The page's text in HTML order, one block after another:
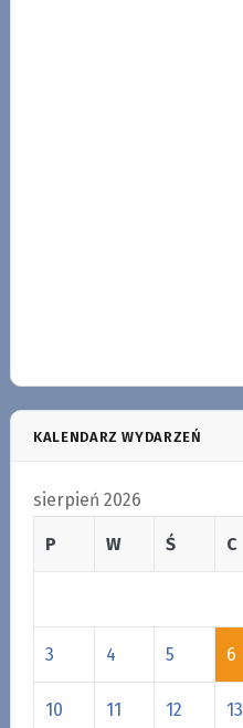
KALENDARZ WYDARZEŃ
sierpień 2026
P W Ś C
3 4 5 6
10 11 12 13